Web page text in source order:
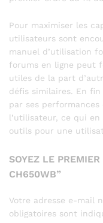
Pour maximiser les
utilisateurs sont
manuel d’utilisation
forums en ligne peut
utiles de la part
défis similaires. En
par ses performances
l’utilisateur, ce qui
outils pour une
SOYEZ LE
CH650WB”
Votre adresse e-mail
obligatoires sont